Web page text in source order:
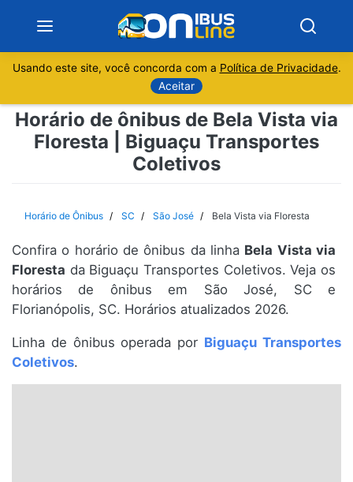
Sobre
Rio de Janeiro
Espírito Santo
Santa Catarina
Usando este site, você concorda com a Política de Privacidade.
Aceitar
Horário de ônibus de Bela Vista via
Floresta | Biguaçu Transportes
Coletivos
Horário de Ônibus SC São José Bela Vista via Floresta
Confira o horário de ônibus da linha Bela Vista via
Floresta da Biguaçu Transportes Coletivos. Veja os
horários de ônibus em São José, SC e
Florianópolis, SC. Horários atualizados 2026.
Linha de ônibus operada por Biguaçu Transportes
Coletivos.